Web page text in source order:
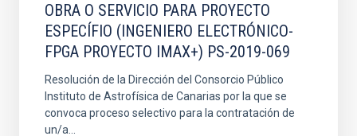
OBRA O SERVICIO PARA PROYECTO
ESPECÍFIO (INGENIERO ELECTRÓNICO-
FPGA PROYECTO IMAX+) PS-2019-069
Resolución de la Dirección del Consorcio Público
Instituto de Astrofísica de Canarias por la que se
convoca proceso selectivo para la contratación de
un/a...